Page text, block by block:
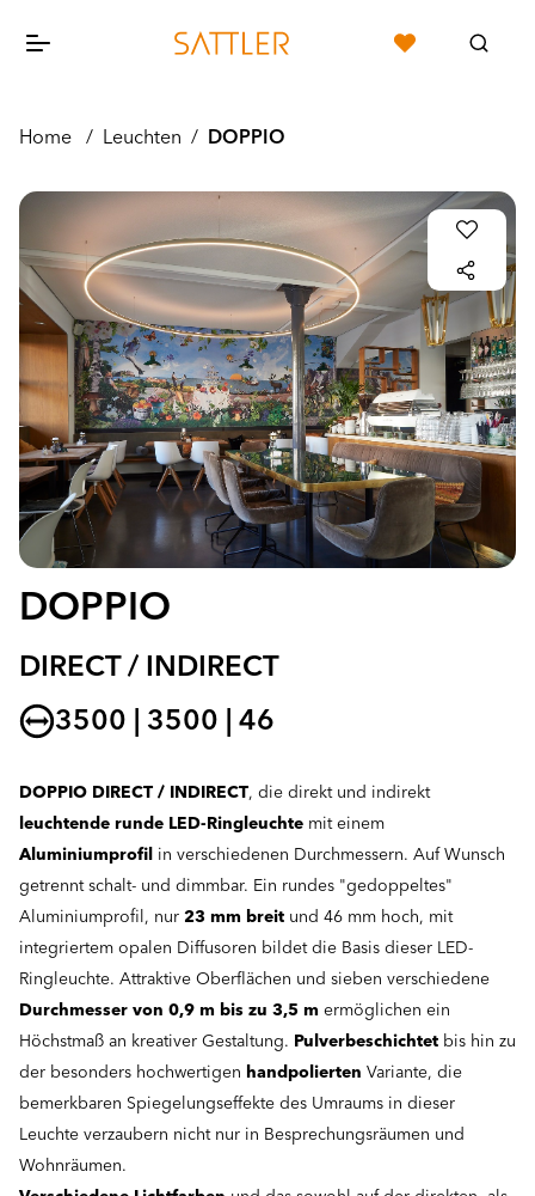
Home / Leuchten / DOPPIO
DOPPIO
DIRECT / INDIRECT
3500 | 3500 | 46
DOPPIO DIRECT / INDIRECT, die direkt und indirekt
leuchtende runde LED-Ringleuchte mit einem
Aluminiumprofil in verschiedenen Durchmessern. Auf Wunsch
getrennt schalt- und dimmbar. Ein rundes "gedoppeltes"
Aluminiumprofil, nur 23 mm breit und 46 mm hoch, mit
integriertem opalen Diffusoren bildet die Basis dieser LED-
Ringleuchte. Attraktive Oberflächen und sieben verschiedene
Durchmesser von 0,9 m bis zu 3,5 m ermöglichen ein
Höchstmaß an kreativer Gestaltung. Pulverbeschichtet bis hin zu
der besonders hochwertigen handpolierten Variante, die
bemerkbaren Spiegelungseffekte des Umraums in dieser
Leuchte verzaubern nicht nur in Besprechungsräumen und
Wohnräumen.